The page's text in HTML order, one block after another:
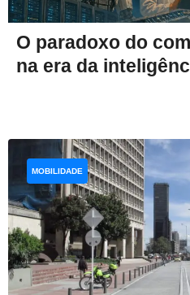
O paradoxo do
na era da
MOBILIDADE